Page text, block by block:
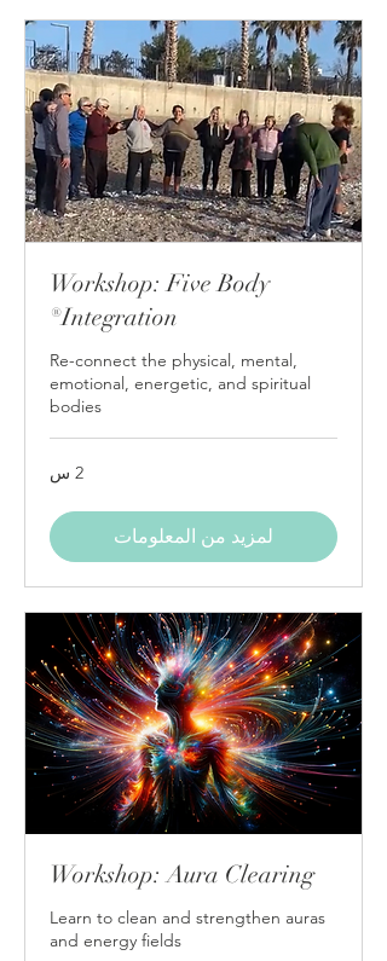
Workshop: Five Body
Integration®
Re-connect the physical, mental,
emotional, energetic, and spiritual
bodies
2 س
لمزيد من المعلومات
Workshop: Aura Clearing
Learn to clean and strengthen auras
and energy fields